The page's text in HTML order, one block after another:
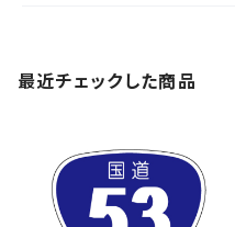
最近チェックした商品